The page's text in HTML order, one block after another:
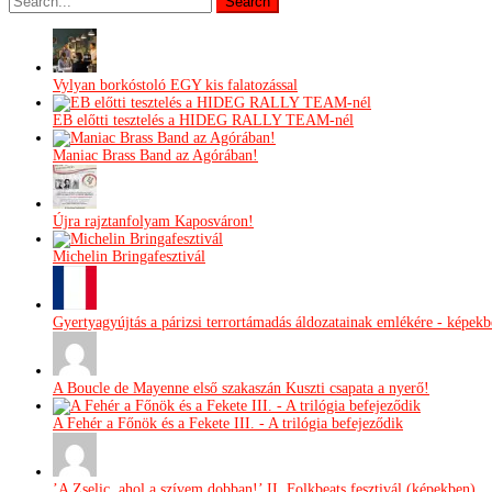
Vylyan borkóstoló EGY kis falatozással
EB előtti tesztelés a HIDEG RALLY TEAM-nél
Maniac Brass Band az Agórában!
Újra rajztanfolyam Kaposváron!
Michelin Bringafesztivál
Gyertyagyújtás a párizsi terrortámadás áldozatainak emlékére -
A Boucle de Mayenne első szakaszán Kuszti csapata a nyerő!
A Fehér a Főnök és a Fekete III. - A trilógia befejeződik